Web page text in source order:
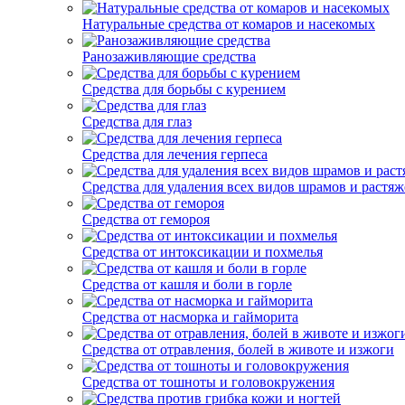
Натуральные средства от комаров и насекомых
Ранозаживляющие средства
Средства для борьбы с курением
Средства для глаз
Средства для лечения герпеса
Средства для удаления всех видов шрамов и
Средства от гемороя
Средства от интоксикации и похмелья
Средства от кашля и боли в горле
Средства от насморка и гайморита
Средства от отравления, болей в животе и изжоги
Средства от тошноты и головокружения